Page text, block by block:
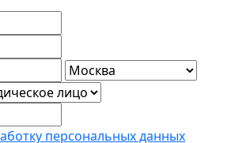
персональных данных